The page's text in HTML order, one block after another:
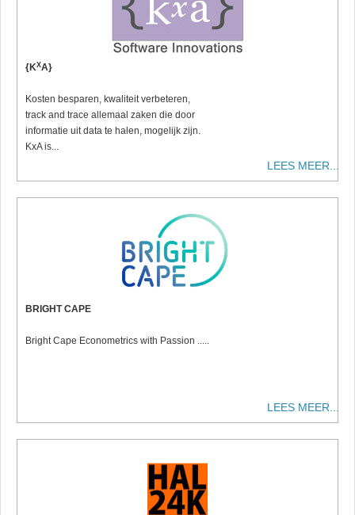
{KXA}
Kosten besparen, kwaliteit verbeteren,
track and trace allemaal zaken die door
informatie uit data te halen, mogelijk zijn.
KxA is...
LEES MEER...
BRIGHT CAPE
Bright Cape Econometrics with Passion .....
LEES MEER...